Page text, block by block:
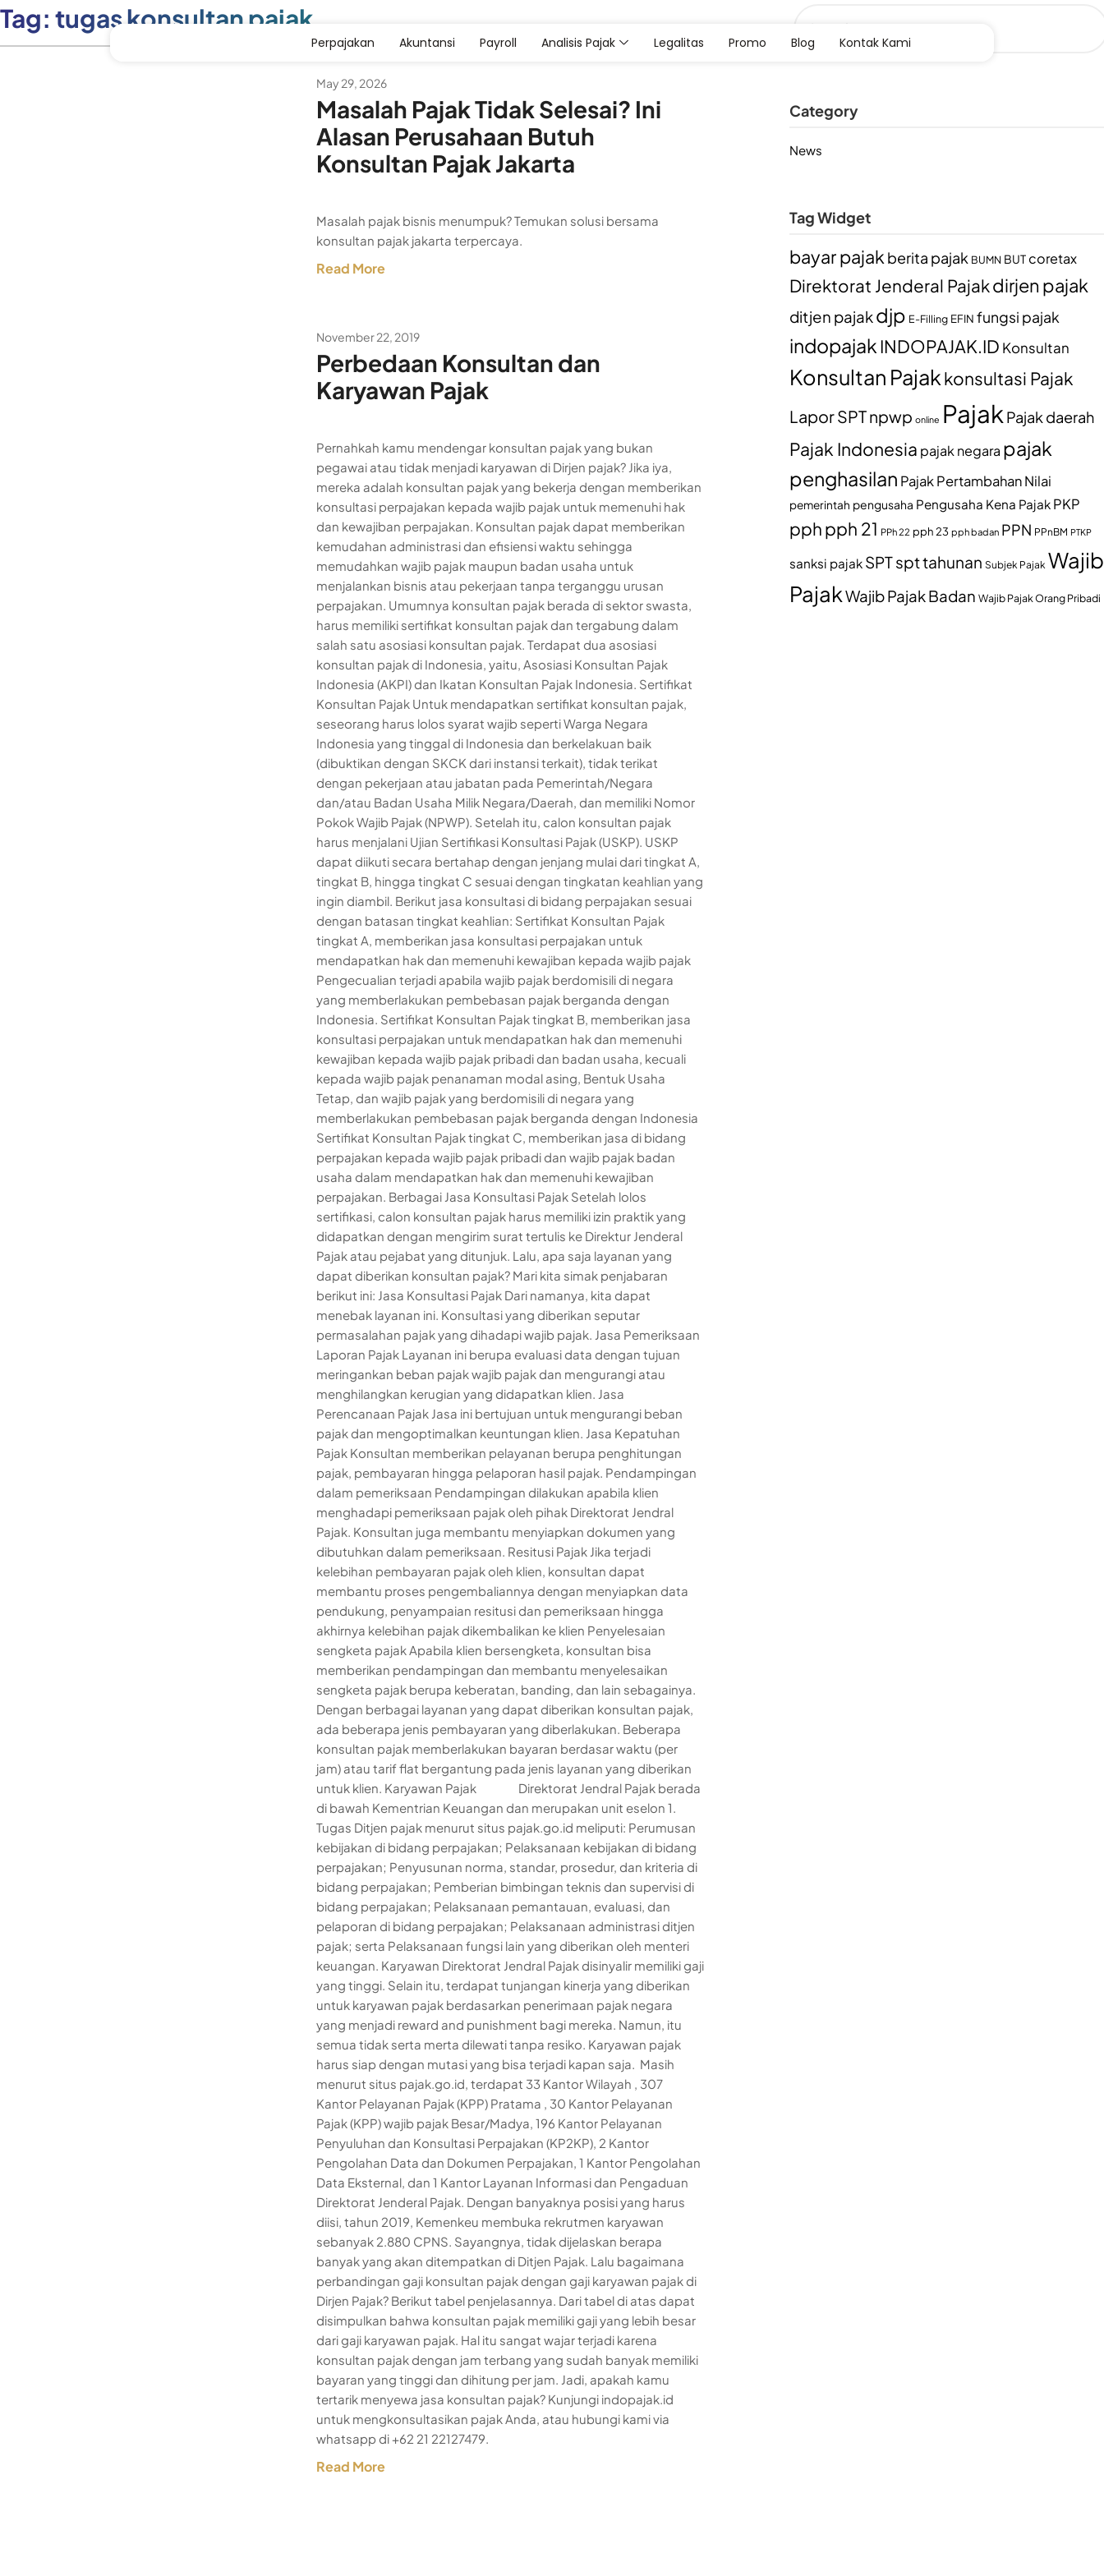
Perpajakan Akuntansi Payroll Analisis Pajak Legalitas Promo Blog Kontak Kami
Tag: tugas konsultan pajak
May 29, 2026
Masalah Pajak Tidak Selesai? Ini
Alasan Perusahaan Butuh
Konsultan Pajak Jakarta
Masalah pajak bisnis menumpuk? Temukan solusi bersama
konsultan pajak jakarta terpercaya.
Read More
November 22, 2019
Perbedaan Konsultan dan
Karyawan Pajak
Pernahkah kamu mendengar konsultan pajak yang bukan
pegawai atau tidak menjadi karyawan di Dirjen pajak? Jika iya,
mereka adalah konsultan pajak yang bekerja dengan memberikan
konsultasi perpajakan kepada wajib pajak untuk memenuhi hak
dan kewajiban perpajakan. Konsultan pajak dapat memberikan
kemudahan administrasi dan efisiensi waktu sehingga
memudahkan wajib pajak maupun badan usaha untuk
menjalankan bisnis atau pekerjaan tanpa terganggu urusan
perpajakan. Umumnya konsultan pajak berada di sektor swasta,
harus memiliki sertifikat konsultan pajak dan tergabung dalam
salah satu asosiasi konsultan pajak. Terdapat dua asosiasi
konsultan pajak di Indonesia, yaitu, Asosiasi Konsultan Pajak
Indonesia (AKPI) dan Ikatan Konsultan Pajak Indonesia. Sertifikat
Konsultan Pajak Untuk mendapatkan sertifikat konsultan pajak,
seseorang harus lolos syarat wajib seperti Warga Negara
Indonesia yang tinggal di Indonesia dan berkelakuan baik
(dibuktikan dengan SKCK dari instansi terkait), tidak terikat
dengan pekerjaan atau jabatan pada Pemerintah/Negara
dan/atau Badan Usaha Milik Negara/Daerah, dan memiliki Nomor
Pokok Wajib Pajak (NPWP). Setelah itu, calon konsultan pajak
harus menjalani Ujian Sertifikasi Konsultasi Pajak (USKP). USKP
dapat diikuti secara bertahap dengan jenjang mulai dari tingkat A,
tingkat B, hingga tingkat C sesuai dengan tingkatan keahlian yang
ingin diambil. Berikut jasa konsultasi di bidang perpajakan sesuai
dengan batasan tingkat keahlian: Sertifikat Konsultan Pajak
tingkat A, memberikan jasa konsultasi perpajakan untuk
mendapatkan hak dan memenuhi kewajiban kepada wajib pajak
Pengecualian terjadi apabila wajib pajak berdomisili di negara
yang memberlakukan pembebasan pajak berganda dengan
Indonesia. Sertifikat Konsultan Pajak tingkat B, memberikan jasa
konsultasi perpajakan untuk mendapatkan hak dan memenuhi
kewajiban kepada wajib pajak pribadi dan badan usaha, kecuali
kepada wajib pajak penanaman modal asing, Bentuk Usaha
Tetap, dan wajib pajak yang berdomisili di negara yang
memberlakukan pembebasan pajak berganda dengan Indonesia
Sertifikat Konsultan Pajak tingkat C, memberikan jasa di bidang
perpajakan kepada wajib pajak pribadi dan wajib pajak badan
usaha dalam mendapatkan hak dan memenuhi kewajiban
perpajakan. Berbagai Jasa Konsultasi Pajak Setelah lolos
sertifikasi, calon konsultan pajak harus memiliki izin praktik yang
didapatkan dengan mengirim surat tertulis ke Direktur Jenderal
Pajak atau pejabat yang ditunjuk. Lalu, apa saja layanan yang
dapat diberikan konsultan pajak? Mari kita simak penjabaran
berikut ini: Jasa Konsultasi Pajak Dari namanya, kita dapat
menebak layanan ini. Konsultasi yang diberikan seputar
permasalahan pajak yang dihadapi wajib pajak. Jasa Pemeriksaan
Laporan Pajak Layanan ini berupa evaluasi data dengan tujuan
meringankan beban pajak wajib pajak dan mengurangi atau
menghilangkan kerugian yang didapatkan klien. Jasa
Perencanaan Pajak Jasa ini bertujuan untuk mengurangi beban
pajak dan mengoptimalkan keuntungan klien. Jasa Kepatuhan
Pajak Konsultan memberikan pelayanan berupa penghitungan
pajak, pembayaran hingga pelaporan hasil pajak. Pendampingan
dalam pemeriksaan Pendampingan dilakukan apabila klien
menghadapi pemeriksaan pajak oleh pihak Direktorat Jendral
Pajak. Konsultan juga membantu menyiapkan dokumen yang
dibutuhkan dalam pemeriksaan. Resitusi Pajak Jika terjadi
kelebihan pembayaran pajak oleh klien, konsultan dapat
membantu proses pengembaliannya dengan menyiapkan data
pendukung, penyampaian resitusi dan pemeriksaan hingga
akhirnya kelebihan pajak dikembalikan ke klien Penyelesaian
sengketa pajak Apabila klien bersengketa, konsultan bisa
memberikan pendampingan dan membantu menyelesaikan
sengketa pajak berupa keberatan, banding, dan lain sebagainya.
Dengan berbagai layanan yang dapat diberikan konsultan pajak,
ada beberapa jenis pembayaran yang diberlakukan. Beberapa
konsultan pajak memberlakukan bayaran berdasar waktu (per
jam) atau tarif flat bergantung pada jenis layanan yang diberikan
untuk klien. Karyawan Pajak Direktorat Jendral Pajak berada
di bawah Kementrian Keuangan dan merupakan unit eselon 1.
Tugas Ditjen pajak menurut situs pajak.go.id meliputi: Perumusan
kebijakan di bidang perpajakan; Pelaksanaan kebijakan di bidang
perpajakan; Penyusunan norma, standar, prosedur, dan kriteria di
bidang perpajakan; Pemberian bimbingan teknis dan supervisi di
bidang perpajakan; Pelaksanaan pemantauan, evaluasi, dan
pelaporan di bidang perpajakan; Pelaksanaan administrasi ditjen
pajak; serta Pelaksanaan fungsi lain yang diberikan oleh menteri
keuangan. Karyawan Direktorat Jendral Pajak disinyalir memiliki gaji
yang tinggi. Selain itu, terdapat tunjangan kinerja yang diberikan
untuk karyawan pajak berdasarkan penerimaan pajak negara
yang menjadi reward and punishment bagi mereka. Namun, itu
semua tidak serta merta dilewati tanpa resiko. Karyawan pajak
harus siap dengan mutasi yang bisa terjadi kapan saja. Masih
menurut situs pajak.go.id, terdapat 33 Kantor Wilayah , 307
Kantor Pelayanan Pajak (KPP) Pratama , 30 Kantor Pelayanan
Pajak (KPP) wajib pajak Besar/Madya, 196 Kantor Pelayanan
Penyuluhan dan Konsultasi Perpajakan (KP2KP), 2 Kantor
Pengolahan Data dan Dokumen Perpajakan, 1 Kantor Pengolahan
Data Eksternal, dan 1 Kantor Layanan Informasi dan Pengaduan
Direktorat Jenderal Pajak. Dengan banyaknya posisi yang harus
diisi, tahun 2019, Kemenkeu membuka rekrutmen karyawan
sebanyak 2.880 CPNS. Sayangnya, tidak dijelaskan berapa
banyak yang akan ditempatkan di Ditjen Pajak. Lalu bagaimana
perbandingan gaji konsultan pajak dengan gaji karyawan pajak di
Dirjen Pajak? Berikut tabel penjelasannya. Dari tabel di atas dapat
disimpulkan bahwa konsultan pajak memiliki gaji yang lebih besar
dari gaji karyawan pajak. Hal itu sangat wajar terjadi karena
konsultan pajak dengan jam terbang yang sudah banyak memiliki
bayaran yang tinggi dan dihitung per jam. Jadi, apakah kamu
tertarik menyewa jasa konsultan pajak? Kunjungi indopajak.id
untuk mengkonsultasikan pajak Anda, atau hubungi kami via
whatsapp di +62 21 22127479.
Read More
Category
News
Tag Widget
bayar pajak berita pajak BUMN BUT coretax
Direktorat Jenderal Pajakdirjen pajak
ditjen pajakdjp E-Filling EFIN fungsi pajak
indopajakINDOPAJAK.ID Konsultan
Konsultan Pajakkonsultasi Pajak
Lapor SPTnpwp online Pajak Pajak daerah
Pajak Indonesia pajak negara pajak
penghasilan Pajak Pertambahan Nilai
pemerintah pengusaha Pengusaha Kena Pajak PKP
pphpph 21 PPh 22 pph 23 pph badan PPN PPnBM PTKP
sanksi pajak SPTspt tahunan Subjek Pajak Wajib
PajakWajib Pajak Badan Wajib Pajak Orang Pribadi